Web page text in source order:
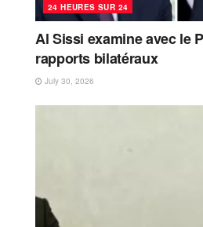
24 HEURES SUR 24
Al Sissi examine avec le
rapports bilatéraux
July 30, 2026